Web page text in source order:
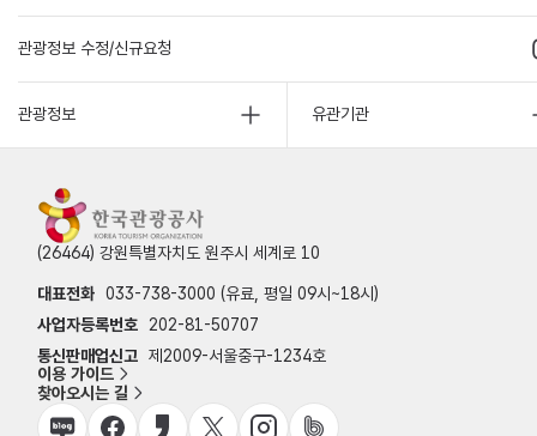
관광정보 수정/신규요청
관광정보 유관기관
(26464) 강원특별자치도 원주시 세계로 10
대표전화 033-738-3000 (유료, 평일 09시~18시)
사업자등록번호
202-81-50707
통신판매업신고 제2009-서울중구-1234호
이용 가이드
찾아오시는 길